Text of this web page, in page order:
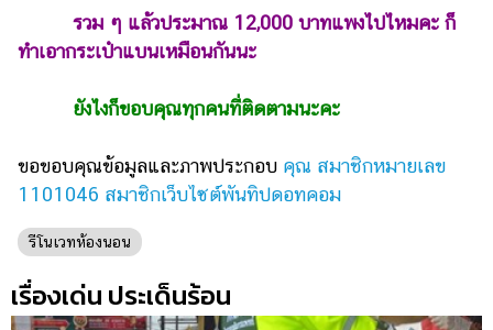
รวม ๆ แล้วประมาณ 12,000 บาทแพงไปไหมคะ ก็
ทำเอากระเป๋าแบนเหมือนกันนะ
ยังไงก็ขอบคุณทุกคนที่ติดตามนะคะ
ขอขอบคุณข้อมูลและภาพประกอบ คุณ สมาชิกหมายเลข
1101046 สมาชิกเว็บไซต์พันทิปดอทคอม
รีโนเวทห้องนอน
เรื่องเด่น ประเด็นร้อน